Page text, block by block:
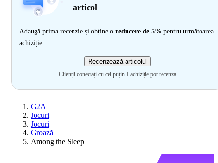
articol
Adaugă prima recenzie și obține o reducere de 5% pentru următoarea
achiziție
Recenzează articolul
Clienții conectați cu cel puțin 1 achiziție pot recenza
G2A
Jocuri
Jocuri
Groază
Among the Sleep